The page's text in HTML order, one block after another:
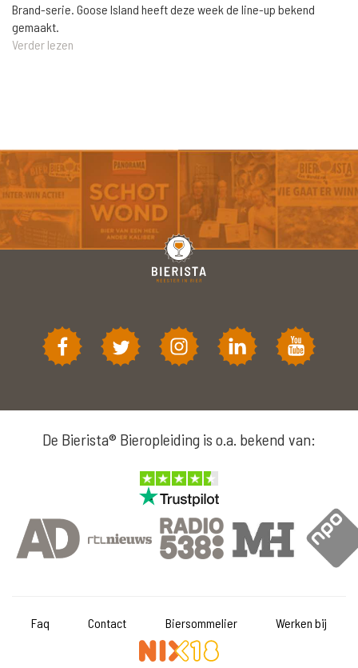
Brand-serie. Goose Island heeft deze week de line-up bekend
gemaakt.
Verder lezen
De Bierista® Bieropleiding is o.a. bekend van:
Faq Contact Biersommelier Werken bij